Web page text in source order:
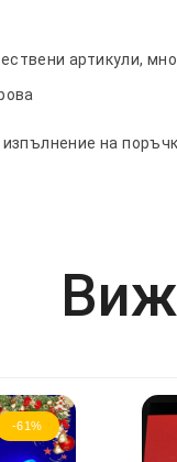
артикули,
на
-61%